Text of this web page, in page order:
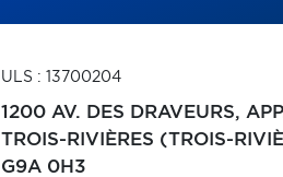
ULS : 13700204
1200 AV. DES DRAVEURS,
TROIS-RIVIÈRES (TROIS-
G9A 0H3